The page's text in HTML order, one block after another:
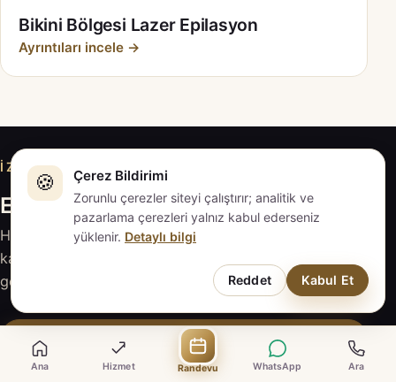
Bikini Bölgesi Lazer Epilasyon
Ayrıntıları incele →
İZMIT · KOCAELI
EVAPLUS İZMİT ile iletişime geçin
Hizmeti inceleyin, sorularınızı hazırlayın; güncel
kapsam ve fiyat için EVAPLUS İZMİT ile doğrudan
görüşün.
Randevu Talebi
Ana Hizmet Randevu WhatsApp Ara
🍪 Çerez Bildirimi
Zorunlu çerezler siteyi çalıştırır; analitik ve
pazarlama çerezleri yalnız kabul ederseniz
yüklenir. Detaylı bilgi
Reddet Kabul Et